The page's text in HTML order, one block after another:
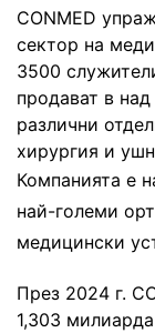
CONMED
сектор на
3500
продават в
различни
хирургия и
Компанията е
най-големи
медицински
През 2024 г.
1,303